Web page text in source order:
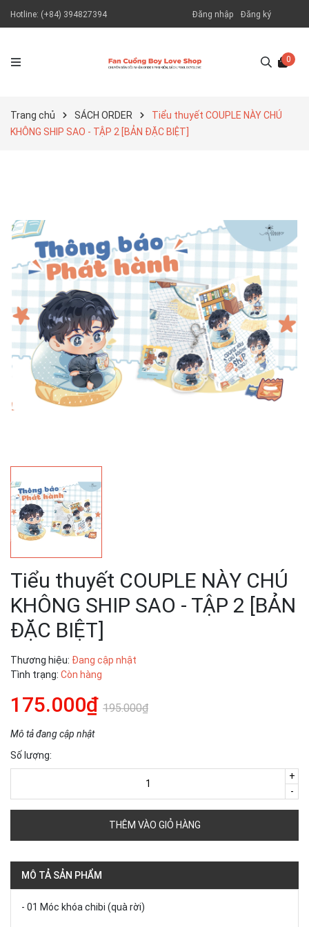
Hotline: (+84) 394827394 Đăng nhập Đăng ký
0
Trang chủ SÁCH ORDER
Tiểu thuyết COUPLE NÀY CHÚ
KHÔNG SHIP SAO - TẬP 2 [BẢN ĐẶC BIỆT]
Tiểu thuyết COUPLE NÀY CHÚ
KHÔNG SHIP SAO - TẬP 2 [BẢN
ĐẶC BIỆT]
Thương hiệu: Đang cập nhật
Tình trạng: Còn hàng
175.000₫ 195.000₫
Mô tả đang cập nhật
Số lượng:
-
+
THÊM VÀO GIỎ HÀNG
MÔ TẢ SẢN PHẨM
- 01 Móc khóa chibi (quà rời)